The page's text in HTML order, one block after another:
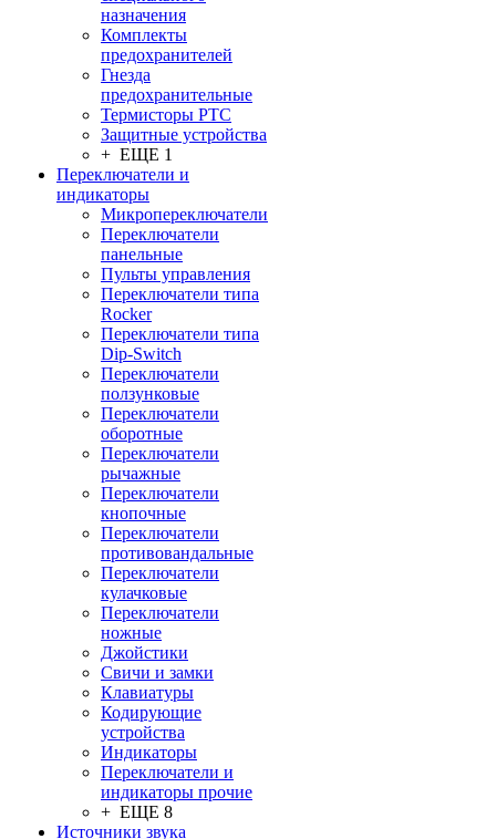
назначения
Комплекты
предохранителей
Гнезда
предохранительные
Термисторы PTC
Защитные устройства
+ ЕЩЕ 1
Переключатели и
индикаторы
Микропереключатели
Переключатели
панельные
Пульты управления
Переключатели типа
Rocker
Переключатели типа
Dip-Switch
Переключатели
ползунковые
Переключатели
оборотные
Переключатели
рычажные
Переключатели
кнопочные
Переключатели
противовандальные
Переключатели
кулачковые
Переключатели
ножные
Джойстики
Свичи и замки
Клавиатуры
Кодирующие
устройства
Индикаторы
Переключатели и
индикаторы прочие
+ ЕЩЕ 8
Источники звука